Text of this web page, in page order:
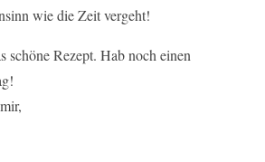
wie die Zeit vergeht!
schöne Rezept. Hab noch einen